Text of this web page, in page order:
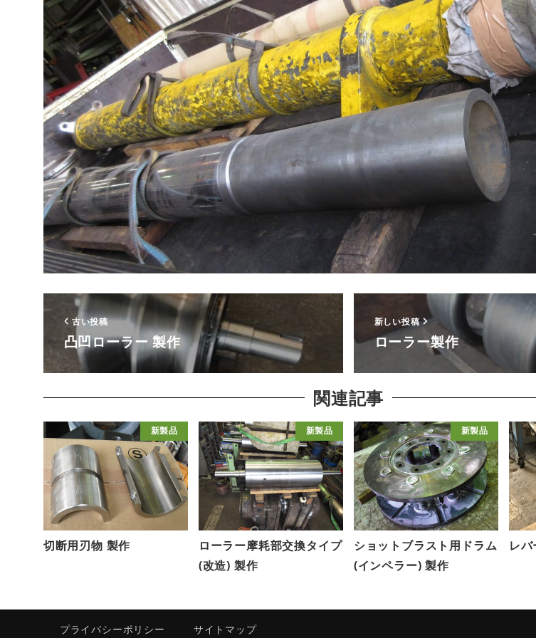
古い投稿
凸凹ローラー 製作
新しい投稿
ローラー製作
関連記事
新製品
切断用刃物 製作
新製品
ローラー摩耗部交換タイプ
(改造) 製作
新製品
ショットブラスト用ドラム
(インペラー) 製作
レ
プライバシーポリシー サイトマップ